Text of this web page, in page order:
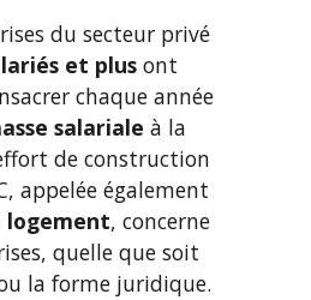
du secteur privé
et plus ont
chaque année
salariale à la
de construction
appelée également
logement, concerne
quelle que soit
la forme juridique.